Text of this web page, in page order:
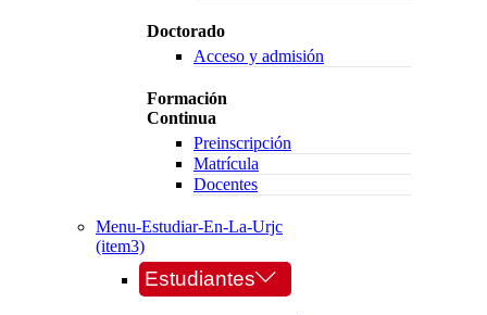
Doctorado
Acceso y admisión
Formación
Continua
Preinscripción
Matrícula
Docentes
Menu-Estudiar-En-La-Urjc
(item3)
Estudiantes